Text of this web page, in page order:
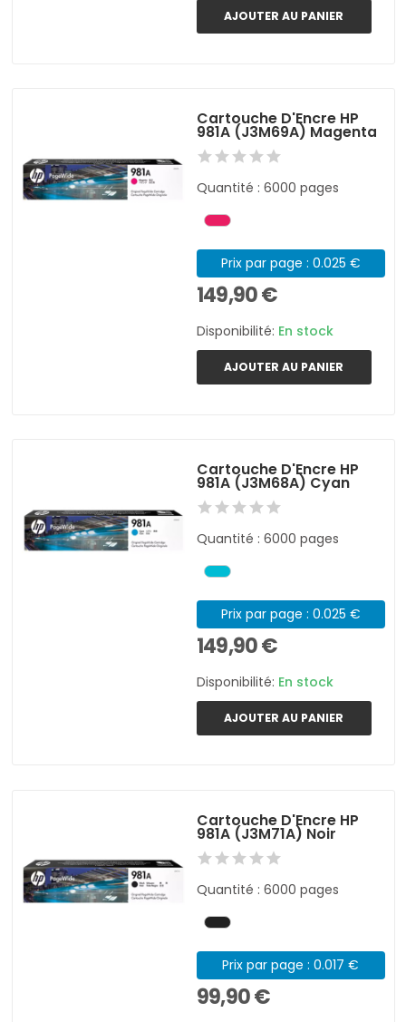
AJOUTER AU PANIER
Cartouche D'Encre HP
981A (J3M69A) Magenta
Quantité : 6000 pages
Prix par page : 0.025 €
149,90 €
Disponibilité: En stock
AJOUTER AU PANIER
Cartouche D'Encre HP
981A (J3M68A) Cyan
Quantité : 6000 pages
Prix par page : 0.025 €
149,90 €
Disponibilité: En stock
AJOUTER AU PANIER
Cartouche D'Encre HP
981A (J3M71A) Noir
Quantité : 6000 pages
Prix par page : 0.017 €
99,90 €